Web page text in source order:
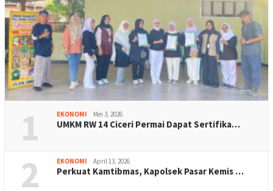
1 EKONOMI Mei 3, 2026
UMKM RW 14 Ciceri Permai Dapat Sertifika…
2 EKONOMI April 13, 2026
Perkuat Kamtibmas, Kapolsek Pasar Kemis …